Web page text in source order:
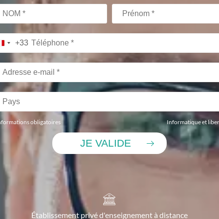
+33
obligatoires Informatique et
Établissement privé d'enseignement à distance